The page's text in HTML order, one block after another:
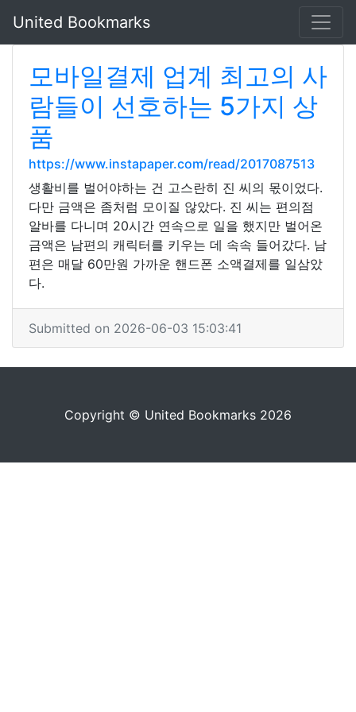
United Bookmarks
모바일결제 업계 최고의 사
람들이 선호하는 5가지 상
품
https://www.instapaper.com/read/2017087513
생활비를 벌어야하는 건 고스란히 진 씨의 몫이었다.
다만 금액은 좀처럼 모이질 않았다. 진 씨는 편의점
알바를 다니며 20시간 연속으로 일을 했지만 벌어온
금액은 남편의 캐릭터를 키우는 데 속속 들어갔다. 남
편은 매달 60만원 가까운 핸드폰 소액결제를 일삼았
다.
Submitted on 2026-06-03 15:03:41
Copyright © United Bookmarks 2026